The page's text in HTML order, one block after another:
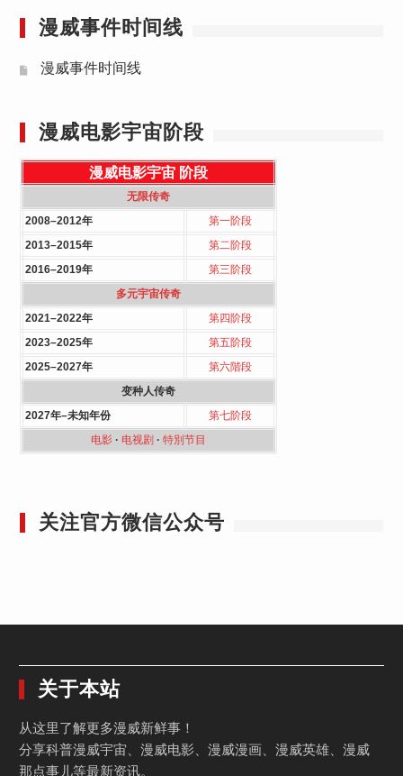
漫威事件时间线
漫威事件时间线
漫威电影宇宙阶段
漫威电影宇宙 阶段
无限传奇
2008–2012年
第一阶段
2013–2015年
第二阶段
2016–2019年
第三阶段
多元宇宙传奇
2021–2022年
第四阶段
2023–2025年
第五阶段
2025–2027年
第六階段
变种人传奇
2027年–未知年份
第七阶段
电影· 电视剧 · 特別节目
关注官方微信公众号
关于本站
从这里了解更多漫威新鲜事！
分享科普漫威宇宙、漫威电影、漫威漫画、漫威英雄、漫威
那点事儿等最新资讯。